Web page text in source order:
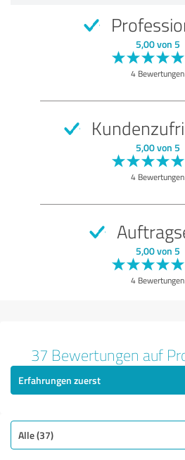
Ausführung
5,00 von 5
4 Bewertungen
5,00 von 5
4 Bewertungen
5,00 von 5
4 Bewertungen
37 Bewertungen auf
Erfahrungen zuerst
Alle (37)